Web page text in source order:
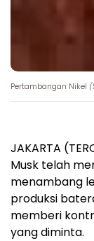
Pertambangan Nikel
JAKARTA
Musk telah
menambang
produksi
memberi
yang diminta.